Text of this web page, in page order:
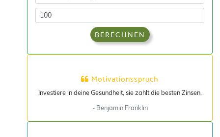
BERECHNEN
Motivationsspruch
Investiere in deine Gesundheit, sie zahlt die besten Zinsen.
- Benjamin Franklin